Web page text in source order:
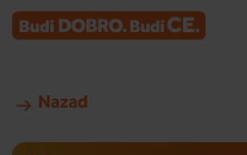
Nazad